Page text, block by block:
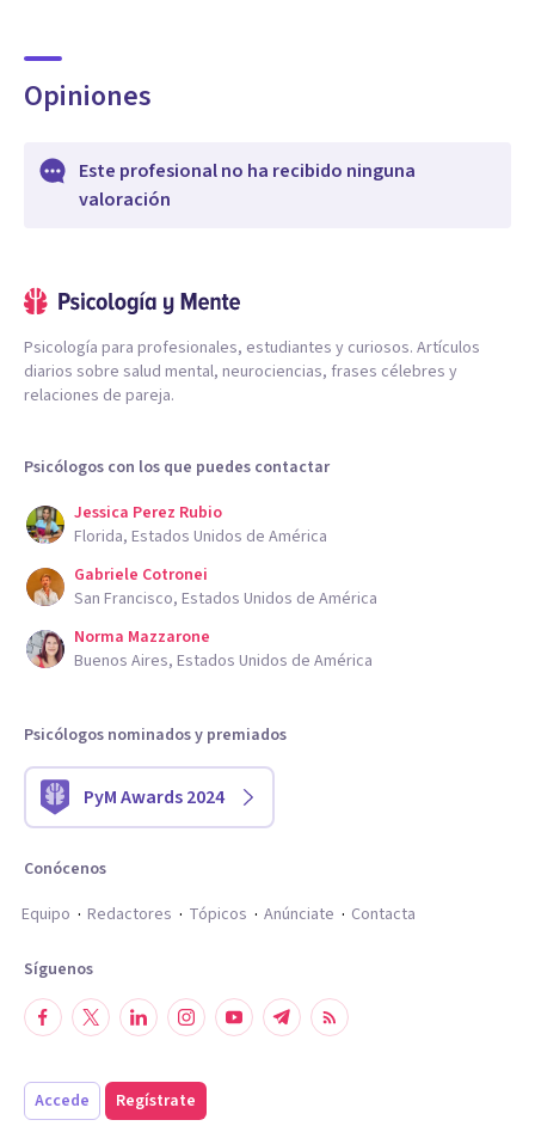
Opiniones
Este profesional no ha recibido ninguna
valoración
Psicología para profesionales, estudiantes y curiosos. Artículos
diarios sobre salud mental, neurociencias, frases célebres y
relaciones de pareja.
Psicólogos con los que puedes contactar
Jessica Perez Rubio
Florida, Estados Unidos de América
Gabriele Cotronei
San Francisco, Estados Unidos de América
Norma Mazzarone
Buenos Aires, Estados Unidos de América
Psicólogos nominados y premiados
PyM Awards 2024
Conócenos
Equipo
Redactores Tópicos Anúnciate Contacta
Síguenos
Accede Regístrate